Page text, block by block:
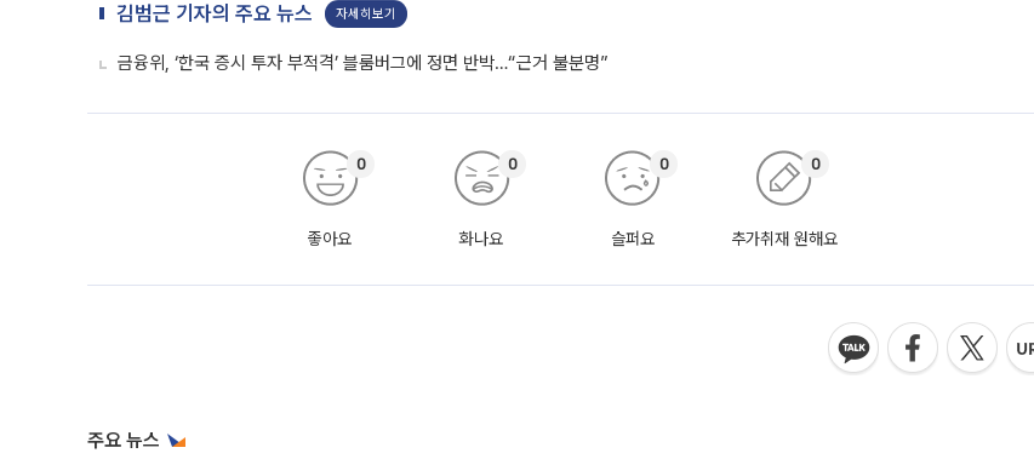
김범근 기자의 주요 뉴스 자세히보기
금융위, ‘한국 증시 투자 부적격’ 블룸버그에 정면 반박…“근거 불분명”
좋아요
0
화나요
0
슬퍼요
0
추가취재 원해요
0
주요 뉴스